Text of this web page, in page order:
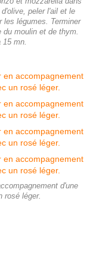
peler l'ail et le
les légumes. Terminer
du moulin et de thym.
15 mn.
d'une
rosé léger.